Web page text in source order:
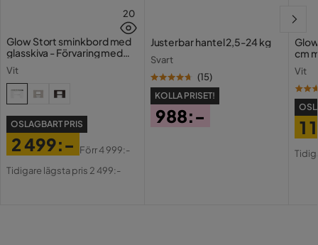
20
Glow Stort sminkbord med
glasskiva - Förvaring med
Vit
OSLAGBART PRIS
Pris
2 499:-
Original
Förr4 999:-
Tidigare lägsta pris 2 499:-
Justerbar hantel 2,5-24 kg
Svart
(15)
KOLLA PRISET!
988:-
cm
Vit
1